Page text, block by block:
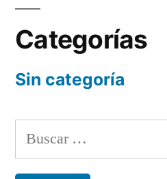
Categorías
Sin categoría
Buscar: